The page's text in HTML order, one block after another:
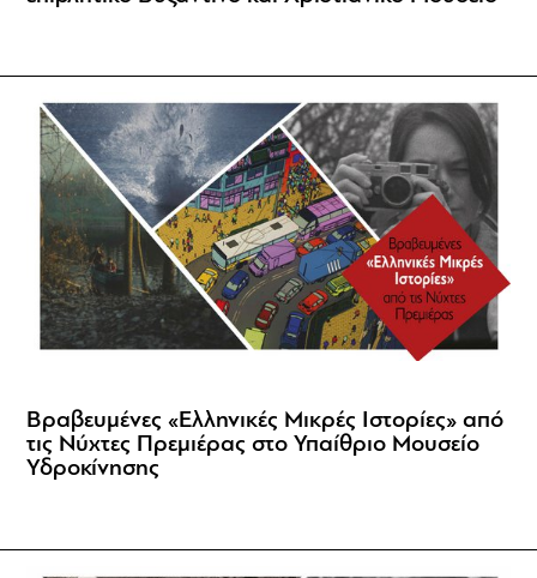
Βραβευμένες «Ελληνικές Μικρές Ιστορίες» από
τις Νύχτες Πρεμιέρας στο Υπαίθριο Μουσείο
Υδροκίνησης